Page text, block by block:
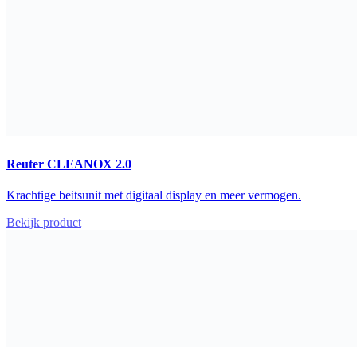
Reuter CLEANOX 2.0
Krachtige beitsunit met digitaal display en meer vermogen.
Bekijk product